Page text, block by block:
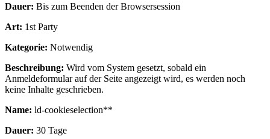
Dauer: Bis zum Beenden der Browsersession
Art: 1st Party
Kategorie: Notwendig
Beschreibung: Wird vom System gesetzt, sobald ein
Anmeldeformular auf der Seite angezeigt wird, es werden noch
keine Inhalte geschrieben.
Name: ld-cookieselection**
Dauer: 30 Tage